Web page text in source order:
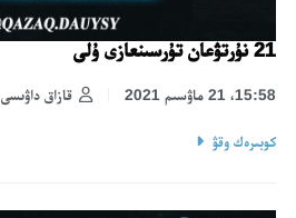
21 نۇرتۋعان تۇرسىنعازى ۇلى
قازاق داۋىسى 15:58، 21 ماۋسىم 2021
كوبىرەك وقۋ